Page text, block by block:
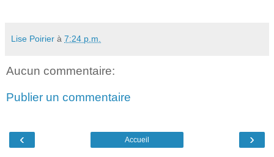
Lise Poirier à 7:24 p.m.
Aucun commentaire:
Publier un commentaire
‹ ›
Accueil